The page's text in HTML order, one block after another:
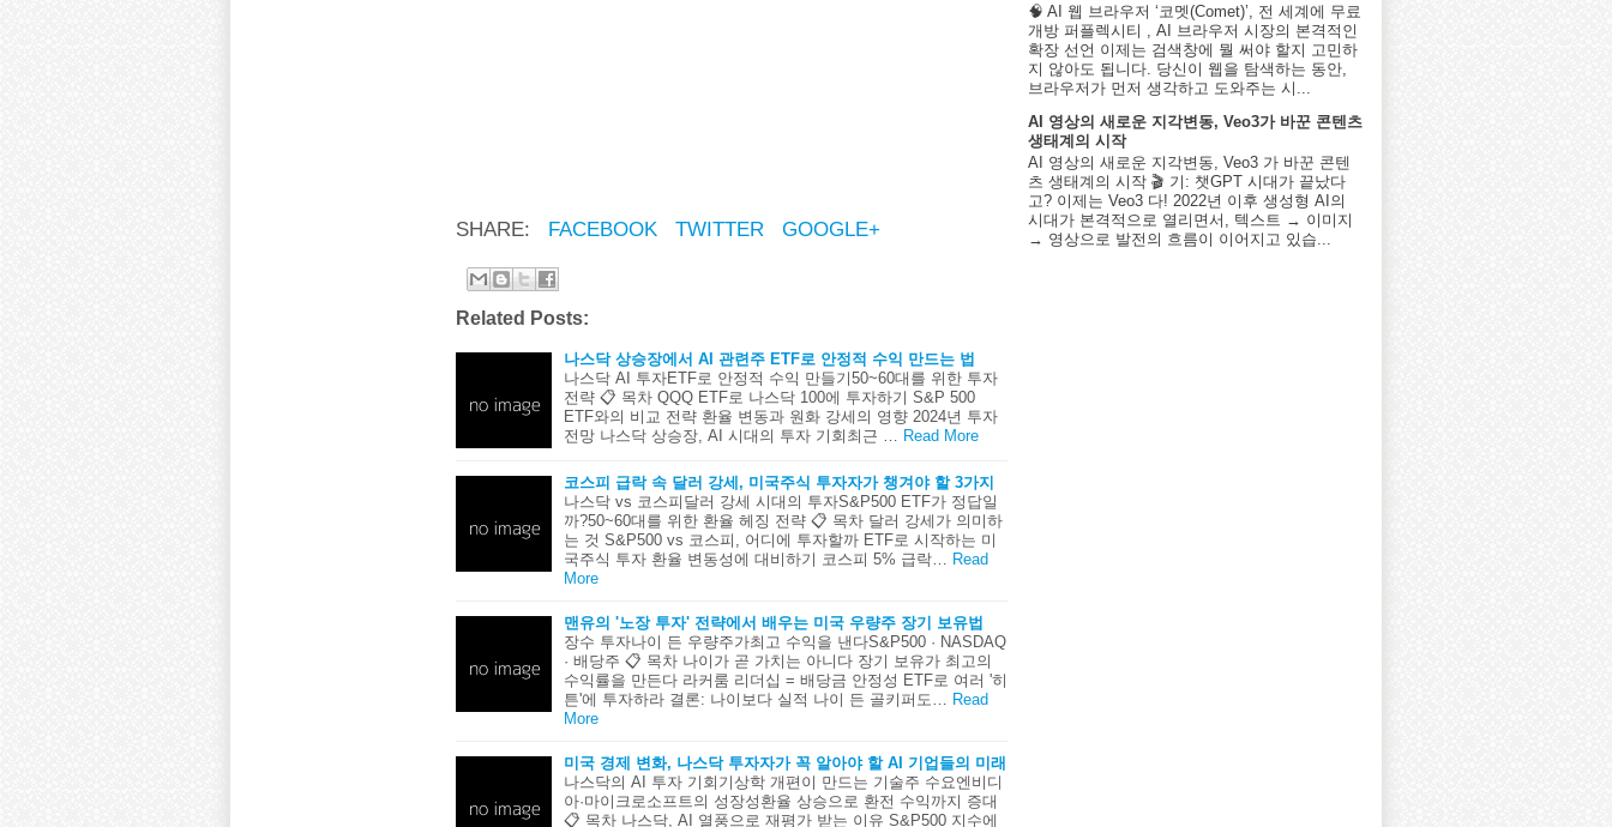
SHARE: FACEBOOK TWITTER GOOGLE+
Related Posts:
나스닥 상승장에서 AI 관련주 ETF로 안정적 수익 만드는 법
나스닥 AI 투자ETF로 안정적 수익 만들기50~60대를 위한 투자
전략 📋 목차 QQQ ETF로 나스닥 100에 투자하기 S&P 500
ETF와의 비교 전략 환율 변동과 원화 강세의 영향 2024년 투자
전망 나스닥 상승장, AI 시대의 투자 기회최근 …
Read More
코스피 급락 속 달러 강세, 미국주식 투자자가 챙겨야 할 3가지
나스닥 vs 코스피달러 강세 시대의 투자S&P500 ETF가 정답일
까?50~60대를 위한 환율 헤징 전략 📋 목차 달러 강세가 의미하
는 것 S&P500 vs 코스피, 어디에 투자할까 ETF로 시작하는 미
국주식 투자 환율 변동성에 대비하기 코스피 5% 급락…
Read
More
맨유의 '노장 투자' 전략에서 배우는 미국 우량주 장기 보유법
장수 투자나이 든 우량주가최고 수익을 낸다S&P500 · NASDAQ
· 배당주 📋 목차 나이가 곧 가치는 아니다 장기 보유가 최고의
수익률을 만든다 라커룸 리더십 = 배당금 안정성 ETF로 여러 '히
튼'에 투자하라 결론: 나이보다 실적 나이 든 골키퍼도…
Read
More
미국 경제 변화, 나스닥 투자자가 꼭 알아야 할 AI 기업들의 미래
나스닥의 AI 투자 기회기상학 개편이 만드는 기술주 수요엔비디
아·마이크로소프트의 성장성환율 상승으로 환전 수익까지 증대
📋 목차 나스닥, AI 열풍으로 재평가 받는 이유 S&P500 지수에
🧠 AI 웹 브라우저 ‘코멧(Comet)’, 전 세계에 무료
개방 퍼플렉시티 , AI 브라우저 시장의 본격적인
확장 선언 이제는 검색창에 뭘 써야 할지 고민하
지 않아도 됩니다. 당신이 웹을 탐색하는 동안,
브라우저가 먼저 생각하고 도와주는 시...
AI 영상의 새로운 지각변동, Veo3가 바꾼 콘텐츠
생태계의 시작
AI 영상의 새로운 지각변동, Veo3 가 바꾼 콘텐
츠 생태계의 시작 🎬 기: 챗GPT 시대가 끝났다
고? 이제는 Veo3 다! 2022년 이후 생성형 AI의
시대가 본격적으로 열리면서, 텍스트 → 이미지
→ 영상으로 발전의 흐름이 이어지고 있습...